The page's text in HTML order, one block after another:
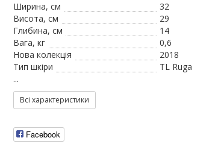
Ширина, см
32
Висота, см
29
Глибина, см
14
Вага, кг
0,6
Нова колекція
2018
Тип шкіри
TL Ruga
...
Всі характеристики
Facebook